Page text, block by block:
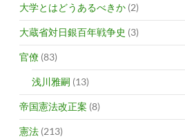
大学とはどうあるべきか (2)
大蔵省対日銀百年戦争史 (3)
官僚 (83)
浅川雅嗣 (13)
帝国憲法改正案 (8)
憲法 (213)